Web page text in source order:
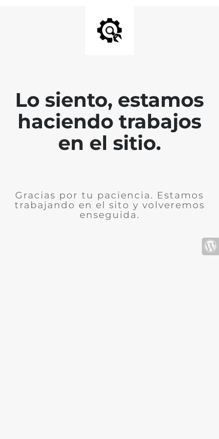
Lo siento, estamos
haciendo trabajos
en el sitio.
Gracias por tu paciencia. Estamos
trabajando en el sito y volveremos
enseguida.